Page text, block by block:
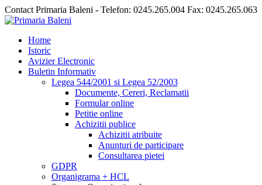
Contact Primaria Baleni - Telefon: 0245.265.004 Fax: 0245.265.063
Home
Istoric
Avizier Electronic
Buletin Informativ
Legea 544/2001 si Legea 52/2003
Documente, Cereri, Reclamatii
Formular online
Petitie online
Achizitii publice
Achizitii atribuite
Anunturi de participare
Consultarea pietei
GDPR
Organigrama + HCL